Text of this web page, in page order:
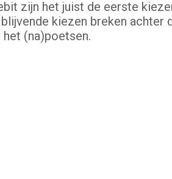
zijn het juist de eerste
kiezen breken achter
(na)poetsen.